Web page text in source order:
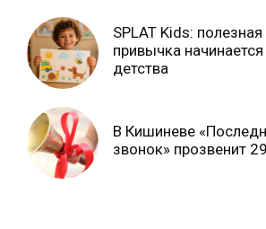
SPLAT Kids: полезная
привычка начинается
детства
В Кишиневе
звонок» прозвенит